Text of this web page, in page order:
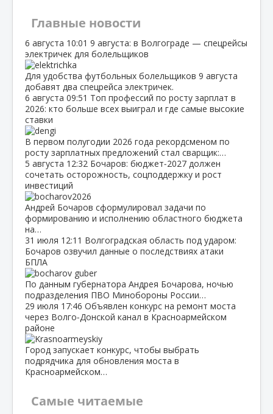
Главные новости
6 августа 10:01 9 августа: в Волгограде — спецрейсы
электричек для болельщиков
Для удобства футбольных болельщиков 9 августа
добавят два спецрейса электричек.
6 августа 09:51 Топ профессий по росту зарплат в
2026: кто больше всех выиграл и где самые высокие
ставки
В первом полугодии 2026 года рекордсменом по
росту зарплатных предложений стал сварщик:…
5 августа 12:32 Бочаров: бюджет‑2027 должен
сочетать осторожность, соцподдержку и рост
инвестиций
Андрей Бочаров сформулировал задачи по
формированию и исполнению областного бюджета
на…
31 июля 12:11 Волгоградская область под ударом:
Бочаров озвучил данные о последствиях атаки
БПЛА
По данным губернатора Андрея Бочарова, ночью
подразделения ПВО Минобороны России…
29 июля 17:46 Объявлен конкурс на ремонт моста
через Волго‑Донской канал в Красноармейском
районе
Город запускает конкурс, чтобы выбрать
подрядчика для обновления моста в
Красноармейском…
Самые читаемые